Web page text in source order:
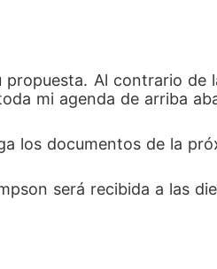
Al contrario
mi agenda de arriba
los documentos de la
será recibida a las